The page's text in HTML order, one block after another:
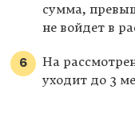
сумма,
не войдет в
На
уходит до 3